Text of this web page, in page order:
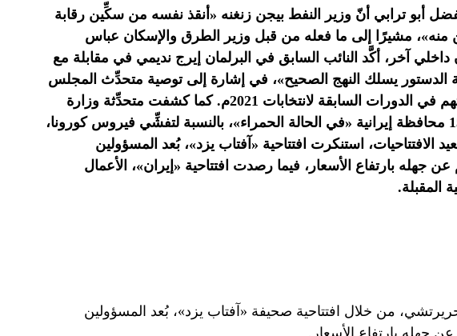
أبو ترابي أنّ وزير النفط بيجن زنغنه «أنقذ نفسه من سكِّين رقابة
منه»، مشيرًا إلى ما فعله من قبل وزير الطرق والإسكان عباس
آخر، أكَّد النائب السابق في البرلمان إيرج نديمي في مقابلة مع
يسلك النهج الصحيح»، في إشارة إلى توصية متحدِّث المجلس
مؤخَّرًا بعدم تسجيل أسماء من رُفَضت صلاحيتهم في الدورات السابقة لانتخابات 2021م. كما كشفت متحدِّثة وزارة
الصحّة سيما سادات لاري، أمس السبت، أنّ 15 محافظة إيرانية «في الحالة الحمراء»، بالنسبة لتفشِّي فيروس كورونا،
استنكرت افتتاحية «آفتاب يزد»، بُعد المسؤولين
جهله بارتفاع الأسعار، فيما رصدت افتتاحية «إيران»، الأعمال
المقبلة.
من خلال افتتاحية صحيفة «آفتاب يزد»، بُعد المسؤولين
جهله بارتفاع الأسعار.